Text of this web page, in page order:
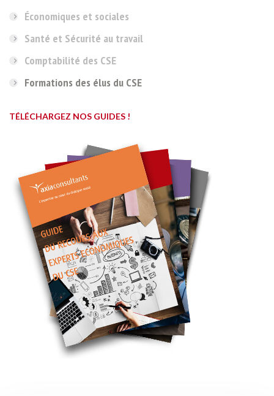
Économiques et sociales
Santé et Sécurité au travail
Comptabilité des CSE
Formations des élus du CSE
TÉLÉCHARGEZ NOS GUIDES !